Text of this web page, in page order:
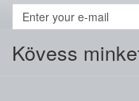
Kövess